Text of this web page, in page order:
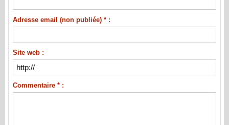
Adresse email (non publiée) * :
Site web :
Commentaire * :